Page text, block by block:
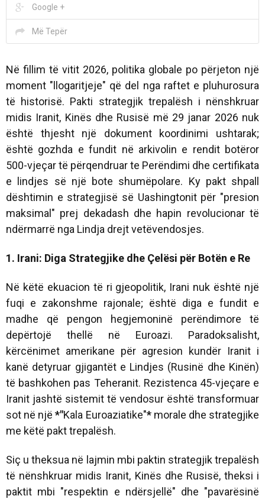
Google +
Më Tepër
Në fillim të vitit 2026, politika globale po përjeton një
moment "llogaritjeje" që del nga raftet e pluhurosura
të historisë. Pakti strategjik trepalësh i nënshkruar
midis Iranit, Kinës dhe Rusisë më 29 janar 2026 nuk
është thjesht një dokument koordinimi ushtarak;
është gozhda e fundit në arkivolin e rendit botëror
500-vjeçar të përqendruar te Perëndimi dhe certifikata
e lindjes së një bote shumëpolare. Ky pakt shpall
dështimin e strategjisë së Uashingtonit për "presion
maksimal" prej dekadash dhe hapin revolucionar të
ndërmarrë nga Lindja drejt vetëvendosjes.
1. Irani: Diga Strategjike dhe Çelësi për Botën e Re
Në këtë ekuacion të ri gjeopolitik, Irani nuk është një
fuqi e zakonshme rajonale; është diga e fundit e
madhe që pengon hegjemoninë perëndimore të
depërtojë thellë në Euroazi. Paradoksalisht,
kërcënimet amerikane për agresion kundër Iranit i
kanë detyruar gjigantët e Lindjes (Rusinë dhe Kinën)
të bashkohen pas Teheranit. Rezistenca 45-vjeçare e
Iranit jashtë sistemit të vendosur është transformuar
sot në një*"Kala Euroaziatike"*morale dhe strategjike
me këtë pakt trepalësh.
Siç u theksua në lajmin mbi paktin strategjik trepalësh
të nënshkruar midis Iranit, Kinës dhe Rusisë, theksi i
paktit mbi "respektin e ndërsjellë" dhe "pavarësinë